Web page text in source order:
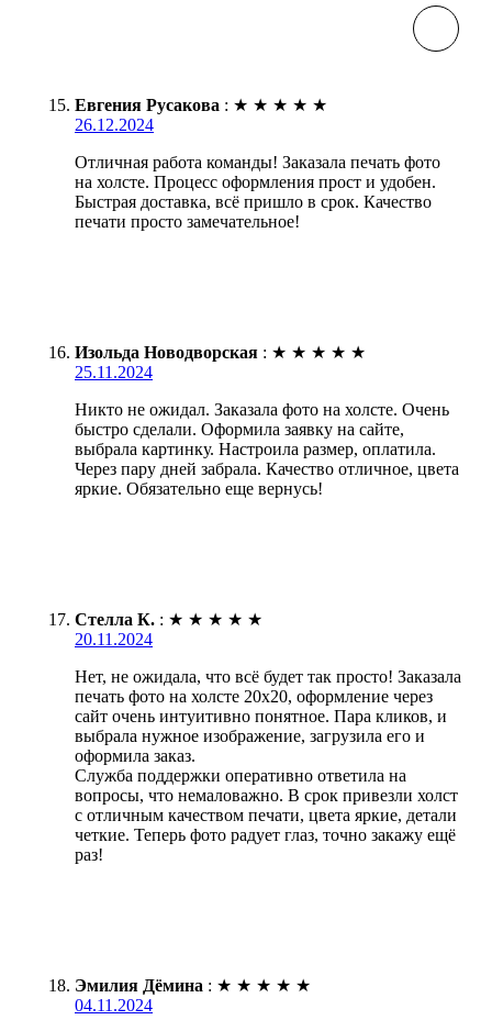
Евгения Русакова : ★ ★ ★ ★ ★
26.12.2024
Отличная работа команды! Заказала печать фото
на холсте. Процесс оформления прост и удобен.
Быстрая доставка, всё пришло в срок. Качество
печати просто замечательное!
Изольда Новодворская : ★ ★ ★ ★ ★
25.11.2024
Никто не ожидал. Заказала фото на холсте. Очень
быстро сделали. Оформила заявку на сайте,
выбрала картинку. Настроила размер, оплатила.
Через пару дней забрала. Качество отличное, цвета
яркие. Обязательно еще вернусь!
Стелла К. : ★ ★ ★ ★ ★
20.11.2024
Нет, не ожидала, что всё будет так просто! Заказала
печать фото на холсте 20х20, оформление через
сайт очень интуитивно понятное. Пара кликов, и
выбрала нужное изображение, загрузила его и
оформила заказ.
Служба поддержки оперативно ответила на
вопросы, что немаловажно. В срок привезли холст
с отличным качеством печати, цвета яркие, детали
четкие. Теперь фото радует глаз, точно закажу ещё
раз!
Эмилия Дёмина : ★ ★ ★ ★ ★
04.11.2024